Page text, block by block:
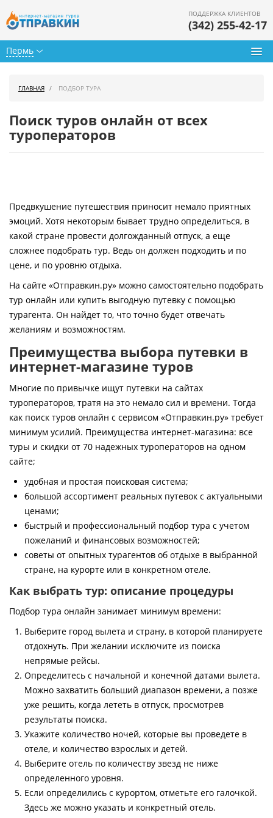
Пермь
ПОДДЕРЖКА КЛИЕНТОВ
(342) 255-42-17
Горящие туры
Страны
Как купить
Контакты
ГЛАВНАЯ ПОДБОР ТУРА
Поиск туров онлайн от всех
туроператоров
Предвкушение путешествия приносит немало приятных
эмоций. Хотя некоторым бывает трудно определиться, в
какой стране провести долгожданный отпуск, а еще
сложнее подобрать тур. Ведь он должен подходить и по
цене, и по уровню отдыха.
На сайте «Отправкин.ру» можно самостоятельно подобрать
тур онлайн или купить выгодную путевку с помощью
турагента. Он найдет то, что точно будет отвечать
желаниям и возможностям.
Преимущества выбора путевки в
интернет-магазине туров
Многие по привычке ищут путевки на сайтах
туроператоров, тратя на это немало сил и времени. Тогда
как поиск туров онлайн с сервисом «Отправкин.ру» требует
минимум усилий. Преимущества интернет-магазина: все
туры и скидки от 70 надежных туроператоров на одном
сайте;
удобная и простая поисковая система;
большой ассортимент реальных путевок с актуальными
ценами;
быстрый и профессиональный подбор тура с учетом
пожеланий и финансовых возможностей;
советы от опытных турагентов об отдыхе в выбранной
стране, на курорте или в конкретном отеле.
Как выбрать тур: описание процедуры
Подбор тура онлайн занимает минимум времени:
Выберите город вылета и страну, в которой планируете
отдохнуть. При желании исключите из поиска
непрямые рейсы.
Определитесь с начальной и конечной датами вылета.
Можно захватить больший диапазон времени, а позже
уже решить, когда лететь в отпуск, просмотрев
результаты поиска.
Укажите количество ночей, которые вы проведете в
отеле, и количество взрослых и детей.
Выберите отель по количеству звезд не ниже
определенного уровня.
Если определились с курортом, отметьте его галочкой.
Здесь же можно указать и конкретный отель.